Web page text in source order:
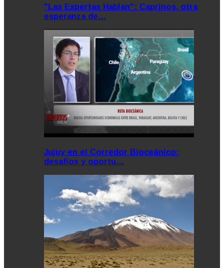
"Las Expertas Hablan": Caprinos, otra
esperanza de…
Jujuy en el Corredor Bioceánico:
desafíos y oportu…